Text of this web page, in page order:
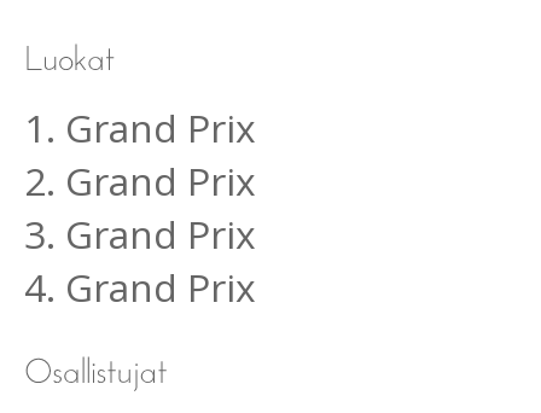
1. Grand Prix
2. Grand Prix
3. Grand Prix
4. Grand Prix